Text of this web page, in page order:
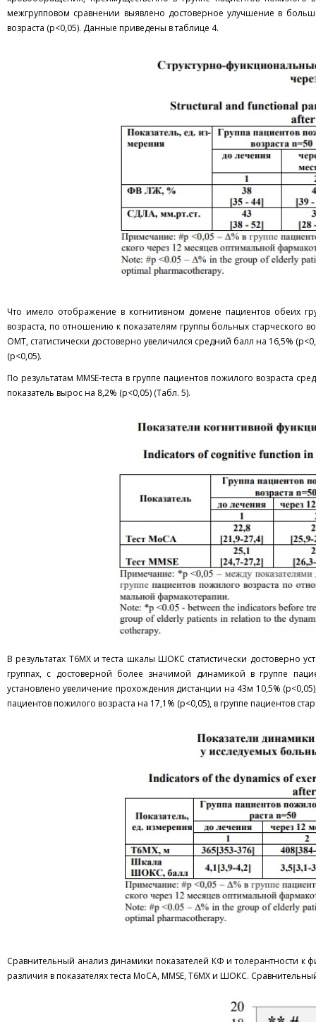
межгрупповом сравнении выявлено достоверное улучшение в
возраста (р<0,05). Данные приведены в таблице 4.
Что имело отображение в когнитивном домене пациентов обеих
возраста, по отношению к показателям группы больных старческого
ОМТ, статистически достоверно увеличился средний балл на 16,5%
(p<0,05).
По результатам MMSE-теста в группе пациентов пожилого возраста
показатель вырос на 8,2% (p<0,05) (Табл. 5).
В результатах Т6МХ и теста шкалы ШОКС статистически достоверно
группах, с достоверной более значимой динамикой в группе
установлено увеличение прохождения дистанции на 43м 10,5%
пациентов пожилого возраста на 17,1% (p<0,05), в группе пациентов
Сравнительный анализ динамики показателей КФ и толерантности к
различия в показателях теста МоСА, MMSE, Т6МХ и ШОКС.